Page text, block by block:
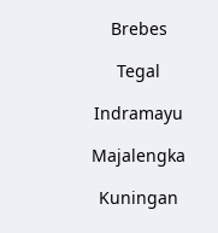
Brebes
Tegal
Indramayu
Majalengka
Kuningan